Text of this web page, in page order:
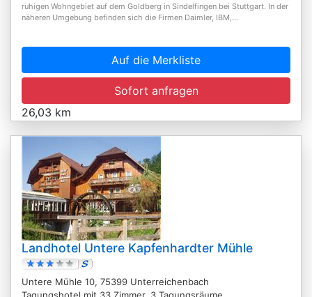
ruhigen Wohngebiet auf dem Goldberg in Sindelfingen bei Stuttgart. In der
näheren Umgebung befinden sich die Firmen Daimler, IBM,...
Auf die Merkliste
Sofort anfragen
26,03 km
Landhotel Untere Kapfenhardter Mühle
Untere Mühle 10, 75399 Unterreichenbach
Tagungshotel mit 33 Zimmer, 3 Tagungsräume,